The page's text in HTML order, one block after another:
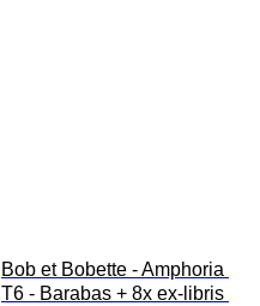
Bob et Bobette - Amphoria
T6 - Barabas + 8x ex-libris